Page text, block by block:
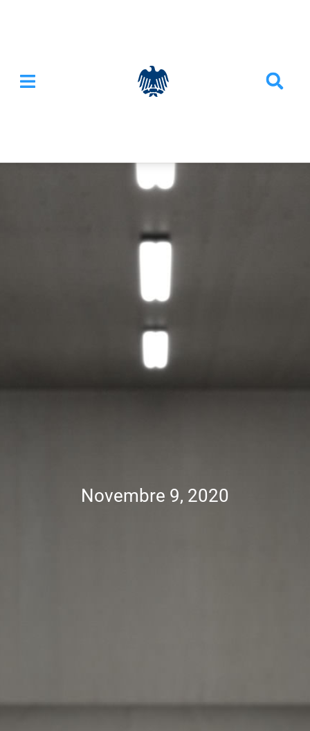
Novembre 9, 2020